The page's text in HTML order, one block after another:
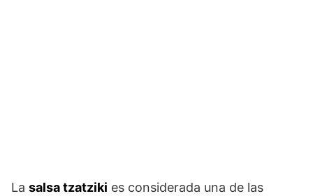
La salsa tzatziki es considerada una de las